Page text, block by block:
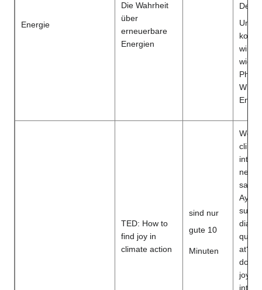
Energie
Die Wahrheit
über
erneuerbare
Energien
Und
wir
TED: How to
find joy in
climate action
sind nur
gute 10
Minuten
We
into
at?
joy?